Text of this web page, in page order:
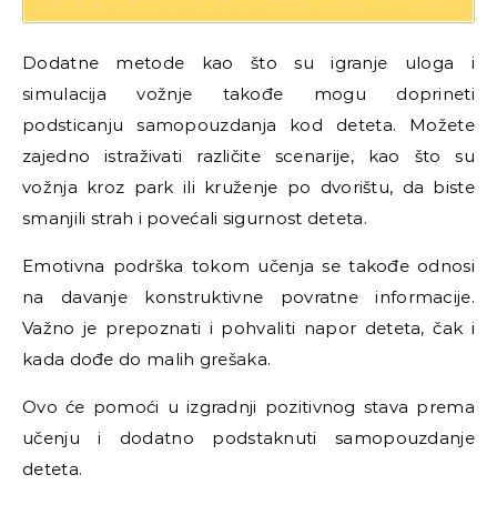
Dodatne metode kao što su igranje uloga i
simulacija vožnje takođe mogu doprineti
podsticanju samopouzdanja kod deteta. Možete
zajedno istraživati različite scenarije, kao što su
vožnja kroz park ili kruženje po dvorištu, da biste
smanjili strah i povećali sigurnost deteta.
Emotivna podrška tokom učenja se takođe odnosi
na davanje konstruktivne povratne informacije.
Važno je prepoznati i pohvaliti napor deteta, čak i
kada dođe do malih grešaka.
Ovo će pomoći u izgradnji pozitivnog stava prema
učenju i dodatno podstaknuti samopouzdanje
deteta.